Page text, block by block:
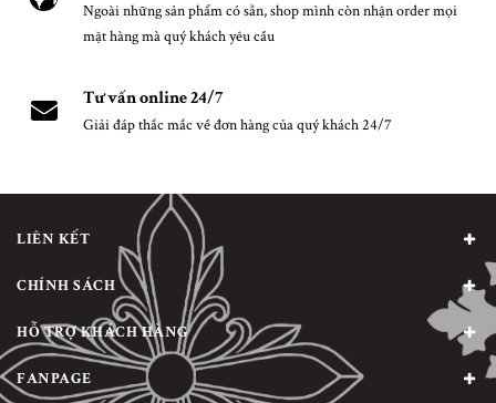
Ngoài những sản phẩm có sẵn, shop mình còn nhận order mọi
mặt hàng mà quý khách yêu cầu
Tư vấn online 24/7
Giải đáp thắc mắc về đơn hàng của quý khách 24/7
LIÊN KẾT
CHÍNH SÁCH
HỖ TRỢ KHÁCH HÀNG
FANPAGE